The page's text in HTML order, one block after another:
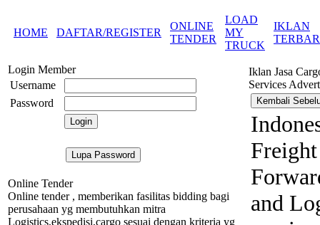
HOME DAFTAR/REGISTER
ONLINE
TENDER
LOAD
MY
TRUCK
IKLAN
Login Member
Username
Password
Online Tender
Online tender , memberikan fasilitas bidding bagi
perusahaan yg membutuhkan mitra
Logistics,ekspedisi,cargo sesuai dengan kriteria yg
Iklan Jasa
Services
Freight
and